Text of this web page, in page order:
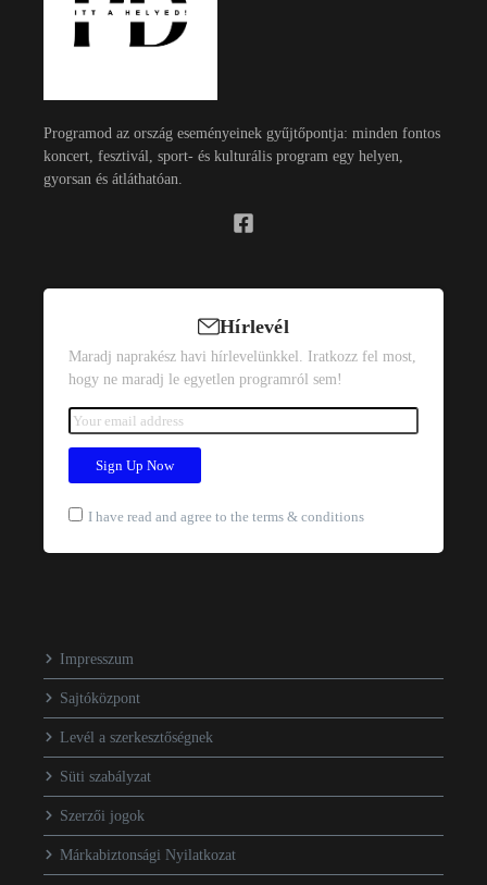
Programod az ország eseményeinek gyűjtőpontja: minden fontos
koncert, fesztivál, sport- és kulturális program egy helyen,
gyorsan és átláthatóan.
Hírlevél
Maradj naprakész havi hírlevelünkkel. Iratkozz fel most,
hogy ne maradj le egyetlen programról sem!
I have read and agree to the terms & conditions
Impresszum
Sajtóközpont
Levél a szerkesztőségnek
Süti szabályzat
Szerzői jogok
Márkabiztonsági Nyilatkozat